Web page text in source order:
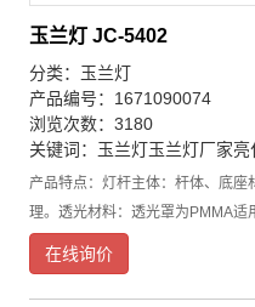
玉兰灯 JC-5402
分类： 玉兰灯
产品编号：1671090074
浏览次数：3180
关键词： 玉兰灯玉兰灯厂家亮
产品特点：灯杆主体：杆体、底
理。透光材料：透光罩为PMMA
固件：紧固螺栓、螺母为不锈钢底
●玉兰灯采用超高导热系数的铝合金
在线询价